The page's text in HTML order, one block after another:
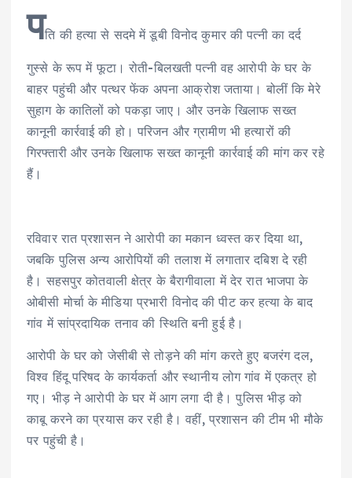
पति की हत्या से सदमे में डूबी विनोद कुमार की पत्नी का दर्द
गुस्से के रूप में फूटा। रोती-बिलखती पत्नी वह आरोपी के घर के
बाहर पहुंची और पत्थर फेंक अपना आक्रोश जताया। बोलीं कि मेरे
सुहाग के कातिलों को पकड़ा जाए। और उनके खिलाफ सख्त
कानूनी कार्रवाई की हो। परिजन और ग्रामीण भी हत्यारों की
गिरफ्तारी और उनके खिलाफ सख्त कानूनी कार्रवाई की मांग कर रहे
हैं।
रविवार रात प्रशासन ने आरोपी का मकान ध्वस्त कर दिया था,
जबकि पुलिस अन्य आरोपियों की तलाश में लगातार दबिश दे रही
है। सहसपुर कोतवाली क्षेत्र के बैरागीवाला में देर रात भाजपा के
ओबीसी मोर्चा के मीडिया प्रभारी विनोद की पीट कर हत्या के बाद
गांव में सांप्रदायिक तनाव की स्थिति बनी हुई है।
आरोपी के घर को जेसीबी से तोड़ने की मांग करते हुए बजरंग दल,
विश्व हिंदू परिषद के कार्यकर्ता और स्थानीय लोग गांव में एकत्र हो
गए। भीड़ ने आरोपी के घर में आग लगा दी है। पुलिस भीड़ को
काबू करने का प्रयास कर रही है। वहीं, प्रशासन की टीम भी मौके
पर पहुंची है।